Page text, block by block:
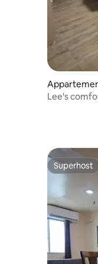
Lee's
Superhost
Superhost